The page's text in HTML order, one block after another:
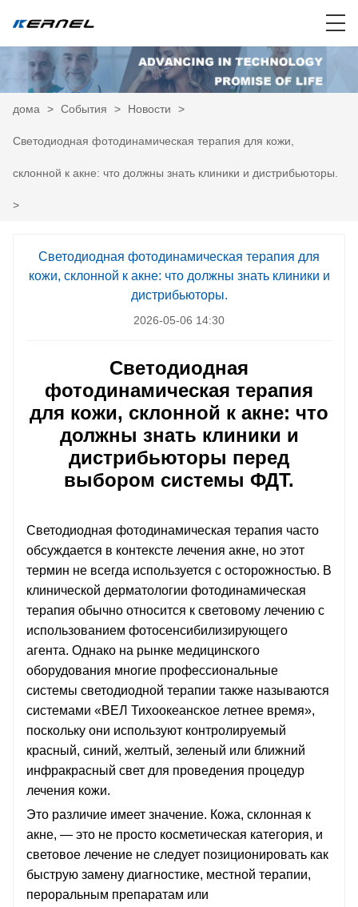
дома > События > Новости >
Светодиодная фотодинамическая терапия для кожи,
склонной к акне: что должны знать клиники и дистрибьюторы.
>
Светодиодная фотодинамическая терапия для
кожи, склонной к акне: что должны знать клиники и
дистрибьюторы.
2026-05-06 14:30
Светодиодная
фотодинамическая терапия
для кожи, склонной к акне: что
должны знать клиники и
дистрибьюторы перед
выбором системы ФДТ.
Светодиодная фотодинамическая терапия часто
обсуждается в контексте лечения акне, но этот
термин не всегда используется с осторожностью. В
клинической дерматологии фотодинамическая
терапия обычно относится к световому лечению с
использованием фотосенсибилизирующего
агента. Однако на рынке медицинского
оборудования многие профессиональные
системы светодиодной терапии также называются
системами «ВЕЛ Тихоокеанское летнее время»,
поскольку они используют контролируемый
красный, синий, желтый, зеленый или ближний
инфракрасный свет для проведения процедур
лечения кожи.
Это различие имеет значение. Кожа, склонная к
акне, — это не просто косметическая категория, и
световое лечение не следует позиционировать как
быструю замену диагностике, местной терапии,
пероральным препаратам или